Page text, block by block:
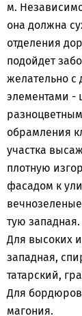
м.
она должна
отделения
подойдет
желательно с
элементами -
обрамления
участка
плотную
фасадом к
тую западная.
Для высоких
западная,
татарский,
Для
магония.